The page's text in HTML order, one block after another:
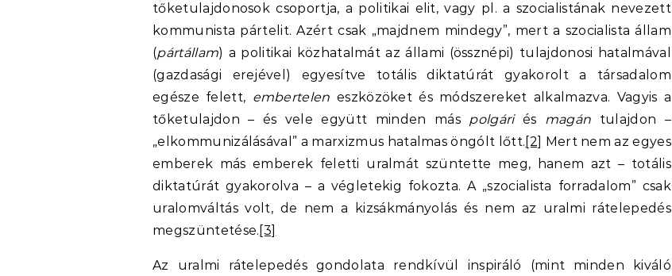
tőketulajdonosok csoportja, a politikai elit, vagy pl. a szocialistának nevezett
kommunista pártelit. Azért csak „majdnem mindegy”, mert a szocialista állam
(pártállam) a politikai közhatalmát az állami (össznépi) tulajdonosi hatalmával
(gazdasági erejével) egyesítve totális diktatúrát gyakorolt a társadalom
egésze felett, embertelen eszközöket és módszereket alkalmazva. Vagyis a
tőketulajdon – és vele együtt minden más polgári és magán tulajdon –
„elkommunizálásával” a marxizmus hatalmas öngólt lőtt. [2] Mert nem az egyes
emberek más emberek feletti uralmát szüntette meg, hanem azt – totális
diktatúrát gyakorolva – a végletekig fokozta. A „szocialista forradalom” csak
uralomváltás volt, de nem a kizsákmányolás és nem az uralmi rátelepedés
megszüntetése. [3]
Az uralmi rátelepedés gondolata rendkívül inspiráló (mint minden kiváló